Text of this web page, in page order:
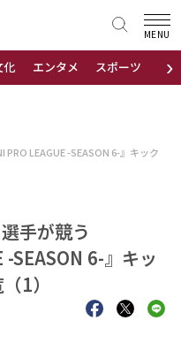
›
化 エンタメ スポーツ 地域
MENU
PRO LEAGUE -SEASON 6-』キック
手が競う
-SEASON 6-』キッ
1）